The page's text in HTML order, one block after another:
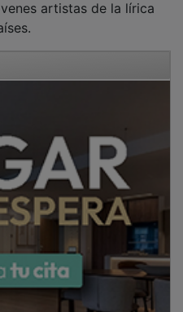
figuran algunas de
de la historia de la
, deRigoletto ; el
m'en vo, de La Bohème
cuentos de Hoffmann; o
,La Revoltosa, Las